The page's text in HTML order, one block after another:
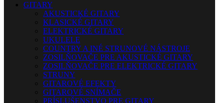
GITARY
AKUSTICKÉ GITARY
KLASICKÉ GITARY
ELEKTRICKÉ GITARY
UKULELE
COUNTRY A INÉ STRUNOVÉ NÁSTROJE
ZOSILŇOVAČE PRE AKUSTICKÉ GITARY
ZOSILŇOVAČE PRE ELEKTRICKÉ GITARY
STRUNY
GITAROVÉ EFEKTY
GITAROVÉ SNÍMAČE
PRÍSLUŠENSTVO PRE GITARY